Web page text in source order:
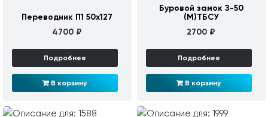
Переводник П1 50х127
4700 ₽
Подробнее
В корзину
Буровой замок З-50
(М)ТБСУ
2700 ₽
Подробнее
В корзину